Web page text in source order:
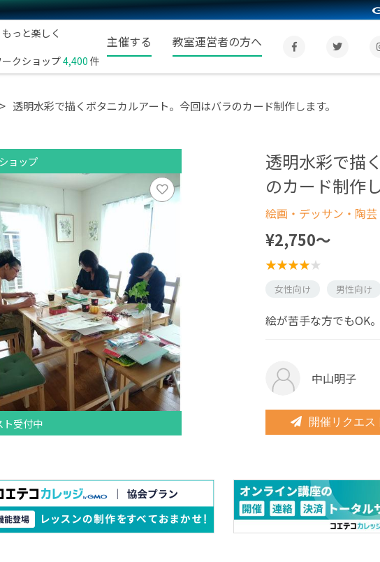
っと楽しく
クショップ4,400 件
主催する 教室運営者の方へ
透明水彩で描くボタニカルアート。今回はバラのカード制作します。
ョップ
ト受付中
透明水彩で描
のカード制作
絵画・デッサン・陶芸
¥2,750〜
女性向け 男性向け
絵が苦手な方でもOK
中山明子
開催リクエス